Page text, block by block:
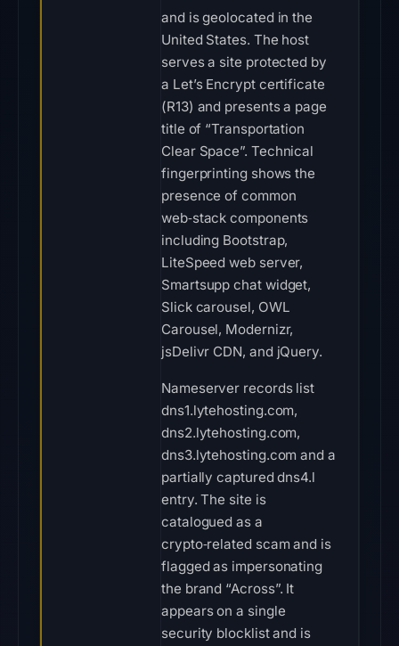
and is geolocated in the
United States. The host
serves a site protected by
a Let’s Encrypt certificate
(R13) and presents a page
title of “Transportation
Clear Space”. Technical
fingerprinting shows the
presence of common
web‑stack components
including Bootstrap,
LiteSpeed web server,
Smartsupp chat widget,
Slick carousel, OWL
Carousel, Modernizr,
jsDelivr CDN, and jQuery.
Nameserver records list
dns1.lytehosting.com,
dns2.lytehosting.com,
dns3.lytehosting.com and a
partially captured dns4.l
entry. The site is
catalogued as a
crypto‑related scam and is
flagged as impersonating
the brand “Across”. It
appears on a single
security blocklist and is